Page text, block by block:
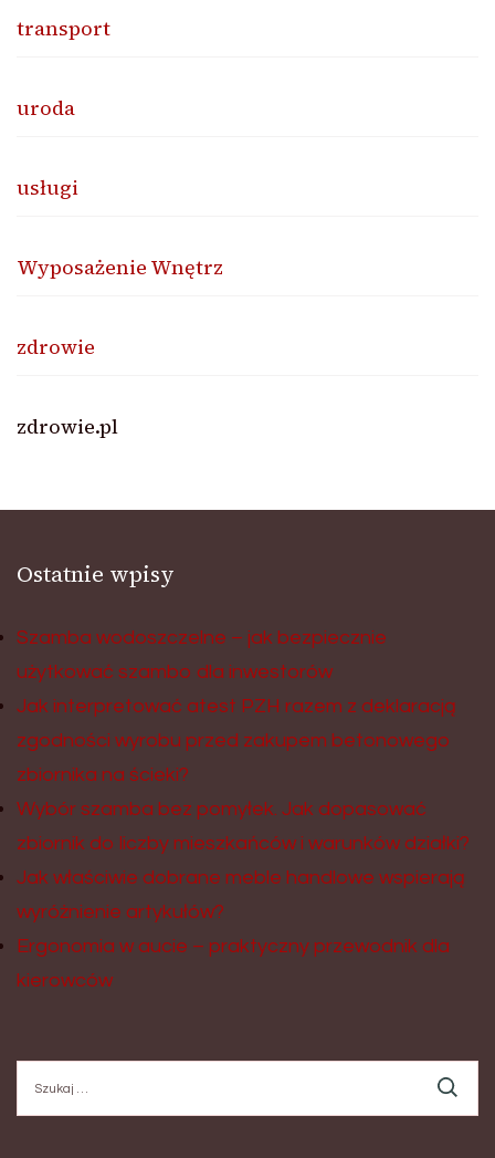
transport
uroda
usługi
Wyposażenie Wnętrz
zdrowie
zdrowie.pl
Ostatnie wpisy
Szamba wodoszczelne – jak bezpiecznie
użytkować szambo dla inwestorów
Jak interpretować atest PZH razem z deklaracją
zgodności wyrobu przed zakupem betonowego
zbiornika na ścieki?
Wybór szamba bez pomyłek. Jak dopasować
zbiornik do liczby mieszkańców i warunków działki?
Jak właściwie dobrane meble handlowe wspierają
wyróżnienie artykułów?
Ergonomia w aucie – praktyczny przewodnik dla
kierowców